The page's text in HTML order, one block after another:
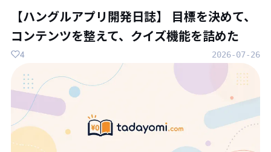
【ハングルアプリ開発日誌】 目標を決めて、
コンテンツを整えて、クイズ機能を詰めた
2026-07-26
4